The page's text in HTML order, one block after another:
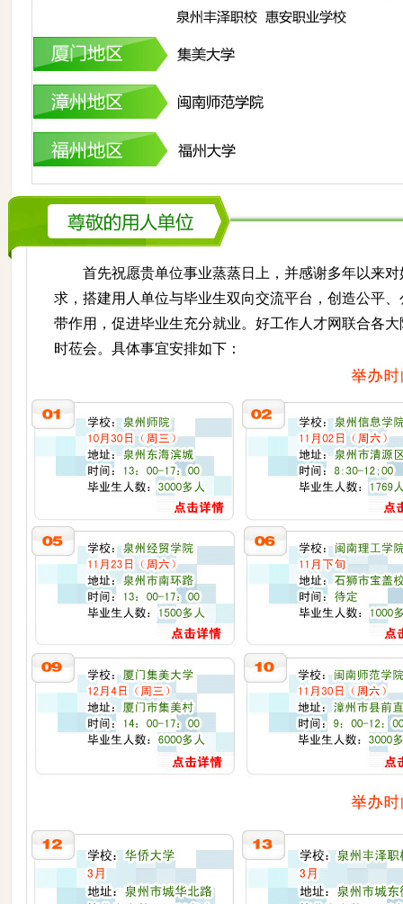
首先祝愿贵单位事业蒸蒸日上，并感谢多年以来对
求，搭建用人单位与毕业生双向交流平台，创造公平
带作用，促进毕业生充分就业。好工作人才网联合各
时莅会。具体事宜安排如下：